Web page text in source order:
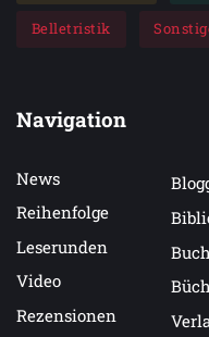
Belletristik
Navigation
News
Reihenfolge
Leserunden
Video
Rezensionen